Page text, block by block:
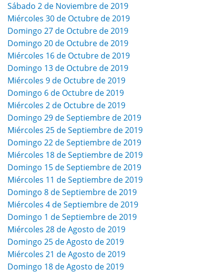
Sábado 2 de Noviembre de 2019
Miércoles 30 de Octubre de 2019
Domingo 27 de Octubre de 2019
Domingo 20 de Octubre de 2019
Miércoles 16 de Octubre de 2019
Domingo 13 de Octubre de 2019
Miércoles 9 de Octubre de 2019
Domingo 6 de Octubre de 2019
Miércoles 2 de Octubre de 2019
Domingo 29 de Septiembre de 2019
Miércoles 25 de Septiembre de 2019
Domingo 22 de Septiembre de 2019
Miércoles 18 de Septiembre de 2019
Domingo 15 de Septiembre de 2019
Miércoles 11 de Septiembre de 2019
Domingo 8 de Septiembre de 2019
Miércoles 4 de Septiembre de 2019
Domingo 1 de Septiembre de 2019
Miércoles 28 de Agosto de 2019
Domingo 25 de Agosto de 2019
Miércoles 21 de Agosto de 2019
Domingo 18 de Agosto de 2019